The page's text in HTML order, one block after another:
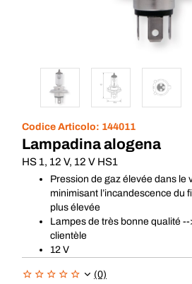
Codice Articolo: 144011
Lampadina alogena
HS 1, 12 V, 12 V HS1
Pression de gaz élevée dans le
minimisant l’incandescence du
plus élevée
Lampes de très bonne qualité
clientèle
12 V
(0)